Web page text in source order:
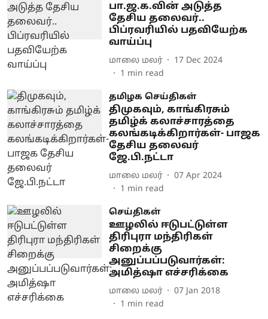
பா.ஜ.க.வின் அடுத்த
தேசிய தலைவர்..
பிப்ரவரியில் பதவியேற்க
வாய்ப்பு
மாலை மலர்
17 Dec 2024
1 min read
தமிழக செய்திகள்
திமுகவும், காங்கிரசும்
தமிழ்க் கலாச்சாரத்தை
கலங்கடிக்கிறார்கள்- பாஜக
தேசிய தலைவர்
ஜே.பி.நட்டா
மாலை மலர்
07 Apr 2024
1 min read
செய்திகள்
ஊழலில் ஈடுபட்டுள்ள
திரிபுரா மந்திரிகள்
சிறைக்கு
அனுப்பப்படுவார்கள்:
அமித்ஷா எச்சரிக்கை
மாலை மலர்
07 Jan 2018
1 min read